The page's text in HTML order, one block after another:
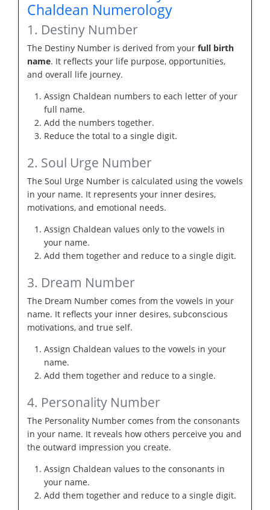
Chaldean Numerology
1. Destiny Number
The Destiny Number is derived from your full birth
name. It reflects your life purpose, opportunities,
and overall life journey.
Assign Chaldean numbers to each letter of your
full name.
Add the numbers together.
Reduce the total to a single digit.
2. Soul Urge Number
The Soul Urge Number is calculated using the vowels
in your name. It represents your inner desires,
motivations, and emotional needs.
Assign Chaldean values only to the vowels in
your name.
Add them together and reduce to a single digit.
3. Dream Number
The Dream Number comes from the vowels in your
name. It reflects your inner desires, subconscious
motivations, and true self.
Assign Chaldean values to the vowels in your
name.
Add them together and reduce to a single.
4. Personality Number
The Personality Number comes from the consonants
in your name. It reveals how others perceive you and
the outward impression you create.
Assign Chaldean values to the consonants in
your name.
Add them together and reduce to a single digit.